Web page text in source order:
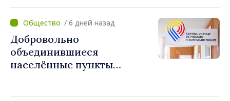
карты
/ 6 дней назад
Добровольно
объединившиеся
населённые пункты